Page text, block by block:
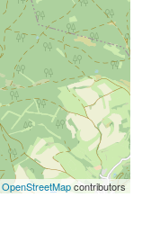
OpenStreetMapcontributors